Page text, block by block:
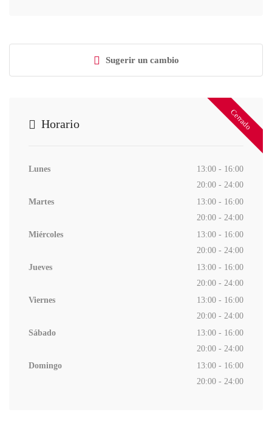
Sugerir un cambio
Cerrado
Horario
Lunes
13:00 - 16:00
20:00 - 24:00
Martes
13:00 - 16:00
20:00 - 24:00
Miércoles
13:00 - 16:00
20:00 - 24:00
Jueves
13:00 - 16:00
20:00 - 24:00
Viernes
13:00 - 16:00
20:00 - 24:00
Sábado
13:00 - 16:00
20:00 - 24:00
Domingo
13:00 - 16:00
20:00 - 24:00